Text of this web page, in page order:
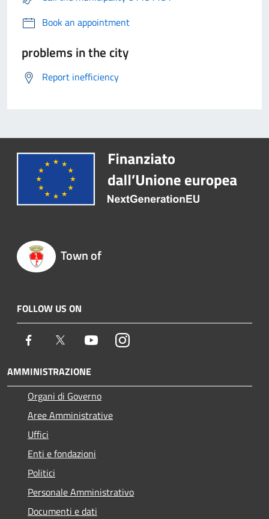
Book an appointment
problems in the city
Report inefficiency
Town of
FOLLOW US ON
Facebook Twitter YoutubeInstagram
AMMINISTRAZIONE
Organi di Governo
Aree Amministrative
Uffici
Enti e fondazioni
Politici
Personale Amministrativo
Documenti e dati